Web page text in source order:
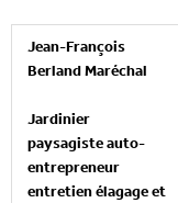
Jean-François
Berland Maréchal
Jardinier
paysagiste auto-
entrepreneur
entretien élagage et